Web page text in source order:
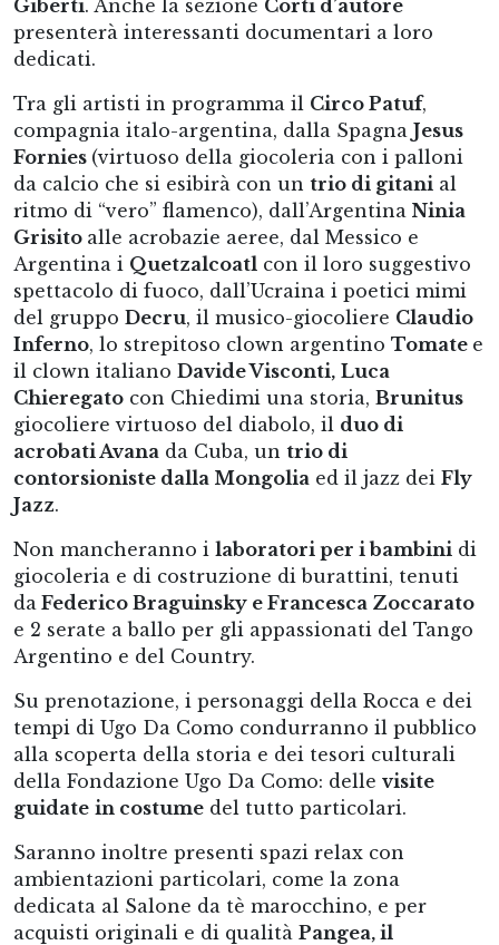
Giberti. Anche la sezione Corti d’autore
presenterà interessanti documentari a loro
dedicati.
Tra gli artisti in programma il Circo Patuf,
compagnia italo-argentina, dalla Spagna Jesus
Fornies (virtuoso della giocoleria con i palloni
da calcio che si esibirà con un trio di gitani al
ritmo di “vero” flamenco), dall’Argentina Ninia
Grisito alle acrobazie aeree, dal Messico e
Argentina i Quetzalcoatl con il loro suggestivo
spettacolo di fuoco, dall’Ucraina i poetici mimi
del gruppo Decru, il musico-giocoliere Claudio
Inferno, lo strepitoso clown argentino Tomate e
il clown italiano Davide Visconti, Luca
Chieregato con Chiedimi una storia, Brunitus
giocoliere virtuoso del diabolo, il duo di
acrobati Avana da Cuba, un trio di
contorsioniste dalla Mongolia ed il jazz dei Fly
Jazz.
Non mancheranno i laboratori per i bambini di
giocoleria e di costruzione di burattini, tenuti
da Federico Braguinsky e Francesca Zoccarato
e 2 serate a ballo per gli appassionati del Tango
Argentino e del Country.
Su prenotazione, i personaggi della Rocca e dei
tempi di Ugo Da Como condurranno il pubblico
alla scoperta della storia e dei tesori culturali
della Fondazione Ugo Da Como: delle visite
guidate in costume del tutto particolari.
Saranno inoltre presenti spazi relax con
ambientazioni particolari, come la zona
dedicata al Salone da tè marocchino, e per
acquisti originali e di qualità Pangea, il